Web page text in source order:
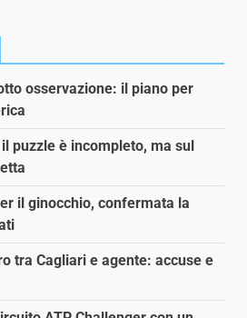
osservazione: il piano per
puzzle è incompleto, ma sul
il ginocchio, confermata la
tra Cagliari e agente: accuse e